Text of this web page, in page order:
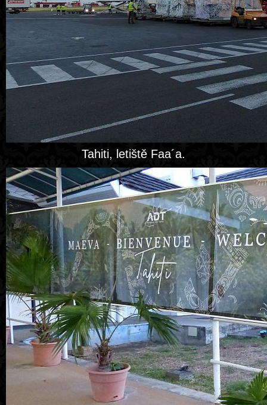
Tahiti, letiště Faa´a.